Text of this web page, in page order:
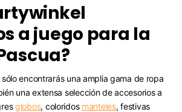
a juego para la
encontrarás una amplia gama de ropa
una extensa selección de accesorios a
globos, coloridos manteles, festivas